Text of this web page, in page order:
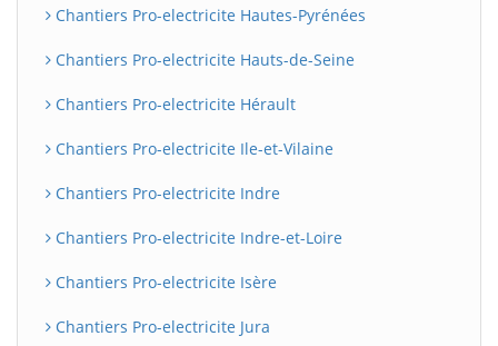
Chantiers Pro-electricite Hautes-Pyrénées
Chantiers Pro-electricite Hauts-de-Seine
Chantiers Pro-electricite Hérault
Chantiers Pro-electricite Ile-et-Vilaine
Chantiers Pro-electricite Indre
Chantiers Pro-electricite Indre-et-Loire
Chantiers Pro-electricite Isère
Chantiers Pro-electricite Jura